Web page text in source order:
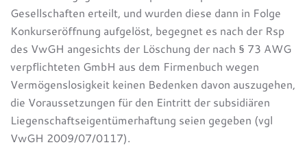
Gesellschaften erteilt, und wurden diese dann in Folge
Konkurseröffnung aufgelöst, begegnet es nach der Rsp
des VwGH angesichts der Löschung der nach § 73 AWG
verpflichteten GmbH aus dem Firmenbuch wegen
Vermögenslosigkeit keinen Bedenken davon auszugehen,
die Voraussetzungen für den Eintritt der subsidiären
Liegenschaftseigentümerhaftung seien gegeben (vgl
VwGH 2009/07/0117).